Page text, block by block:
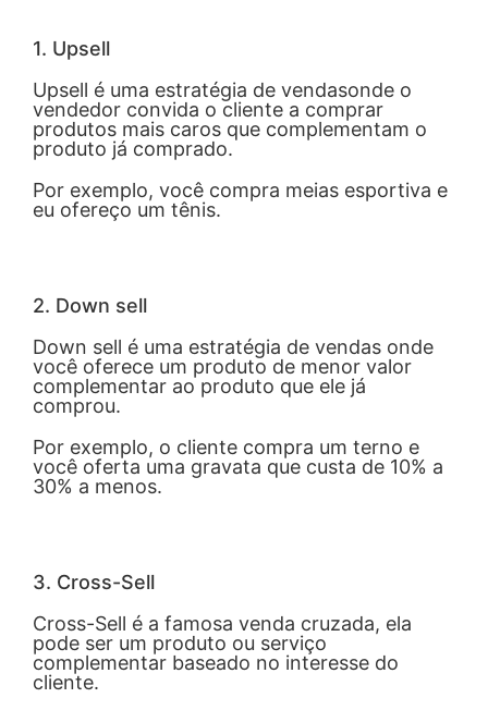
1. Upsell
Upsell é uma estratégia de vendasonde o
vendedor convida o cliente a comprar
produtos mais caros que complementam o
produto já comprado.
Por exemplo, você compra meias esportiva e
eu ofereço um tênis.
2. Down sell
Down sell é uma estratégia de vendas onde
você oferece um produto de menor valor
complementar ao produto que ele já
comprou.
Por exemplo, o cliente compra um terno e
você oferta uma gravata que custa de 10% a
30% a menos.
3. Cross-Sell
Cross-Sell é a famosa venda cruzada, ela
pode ser um produto ou serviço
complementar baseado no interesse do
cliente.